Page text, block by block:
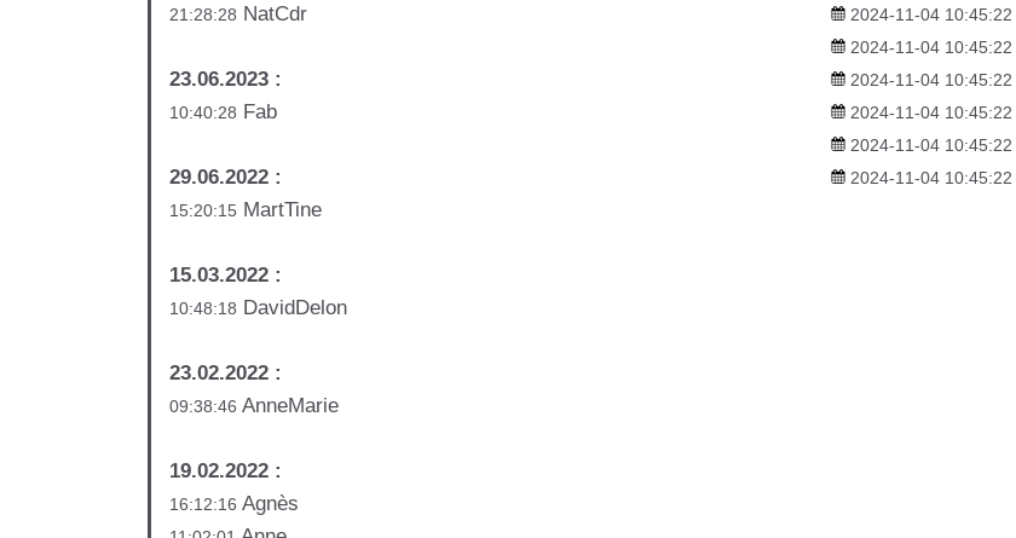
21:28:28 NatCdr
23.06.2023 :
10:40:28 Fab
29.06.2022 :
15:20:15 MartTine
15.03.2022 :
10:48:18 DavidDelon
23.02.2022 :
09:38:46 AnneMarie
19.02.2022 :
16:12:16 Agnès
2024-11-04 10:45:22
2024-11-04 10:45:22
2024-11-04 10:45:22
2024-11-04 10:45:22
2024-11-04 10:45:22
2024-11-04 10:45:22